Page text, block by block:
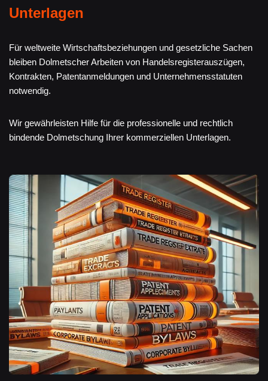
Unterlagen
Für weltweite Wirtschaftsbeziehungen und gesetzliche Sachen
bleiben Dolmetscher Arbeiten von Handelsregisterauszügen,
Kontrakten, Patentanmeldungen und Unternehmensstatuten
notwendig.
Wir gewährleisten Hilfe für die professionelle und rechtlich
bindende Dolmetschung Ihrer kommerziellen Unterlagen.